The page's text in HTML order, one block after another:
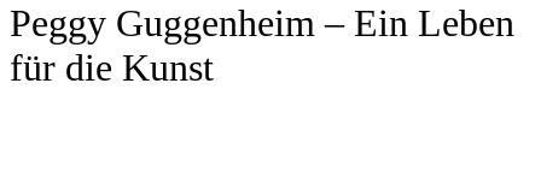
Peggy Guggenheim – Ein Leben
für die Kunst